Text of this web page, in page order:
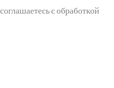
с обработкой